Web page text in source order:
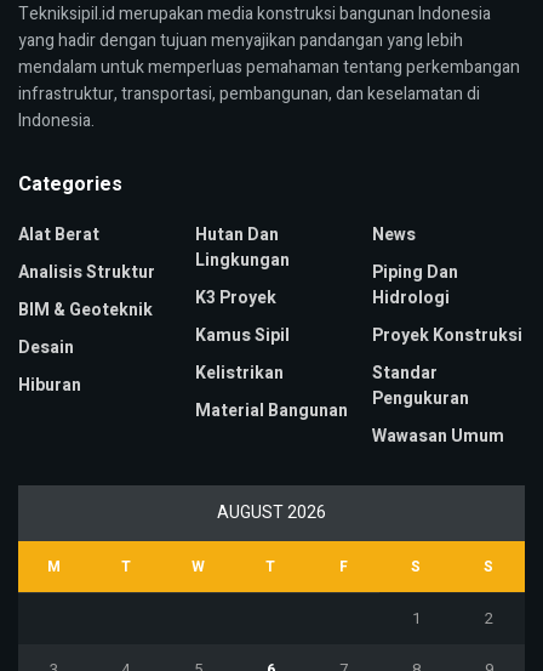
Tekniksipil.id merupakan media konstruksi bangunan Indonesia
yang hadir dengan tujuan menyajikan pandangan yang lebih
mendalam untuk memperluas pemahaman tentang perkembangan
infrastruktur, transportasi, pembangunan, dan keselamatan di
Indonesia.
Categories
Alat Berat
Analisis Struktur
BIM & Geoteknik
Desain
Hiburan
Hutan Dan
Lingkungan
K3 Proyek
Kamus Sipil
Kelistrikan
Material Bangunan
News
Piping Dan
Hidrologi
Proyek Konstruksi
Standar
Pengukuran
Wawasan Umum
AUGUST 2026
M T W T F S S
1 2